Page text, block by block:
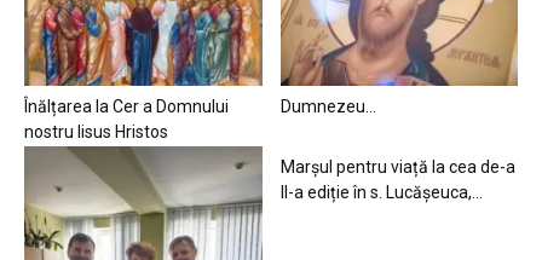
Înălțarea la Cer a Domnului
nostru Iisus Hristos
Dumnezeu…
Marșul pentru viață la cea de-a
II-a ediție în s. Lucășeuca,...